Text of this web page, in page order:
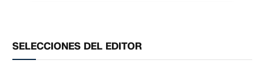
SELECCIONES DEL EDITOR